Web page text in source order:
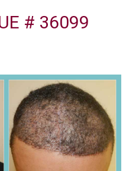
# 36099